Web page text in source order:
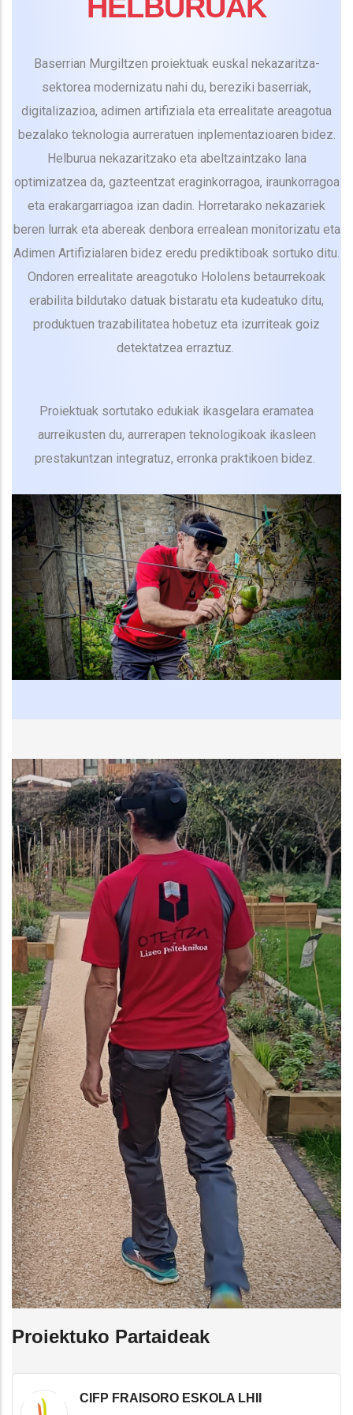
HELBURUAK
Baserrian Murgiltzen proiektuak euskal nekazaritza-
sektorea modernizatu nahi du, bereziki baserriak,
digitalizazioa, adimen artifiziala eta errealitate areagotua
bezalako teknologia aurreratuen inplementazioaren bidez.
Helburua nekazaritzako eta abeltzaintzako lana
optimizatzea da, gazteentzat eraginkorragoa, iraunkorragoa
eta erakargarriagoa izan dadin. Horretarako nekazariek
beren lurrak eta abereak denbora errealean monitorizatu eta
Adimen Artifizialaren bidez eredu prediktiboak sortuko ditu.
Ondoren errealitate areagotuko Hololens betaurrekoak
erabilita bildutako datuak bistaratu eta kudeatuko ditu,
produktuen trazabilitatea hobetuz eta izurriteak goiz
detektatzea erraztuz.
Proiektuak sortutako edukiak ikasgelara eramatea
aurreikusten du, aurrerapen teknologikoak ikasleen
prestakuntzan integratuz, erronka praktikoen bidez.
Proiektuko Partaideak
CIFP FRAISORO ESKOLA LHII